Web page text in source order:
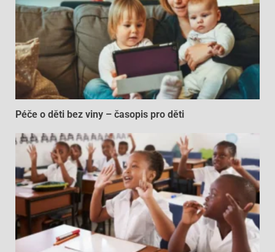
Péče o děti bez viny – časopis pro děti